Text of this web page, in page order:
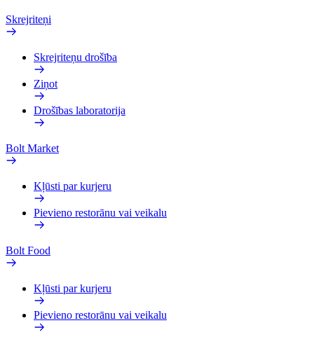
Skrejriteņi
Skrejriteņu drošība
Ziņot
Drošības laboratorija
Bolt Market
Kļūsti par kurjeru
Pievieno restorānu vai veikalu
Bolt Food
Kļūsti par kurjeru
Pievieno restorānu vai veikalu